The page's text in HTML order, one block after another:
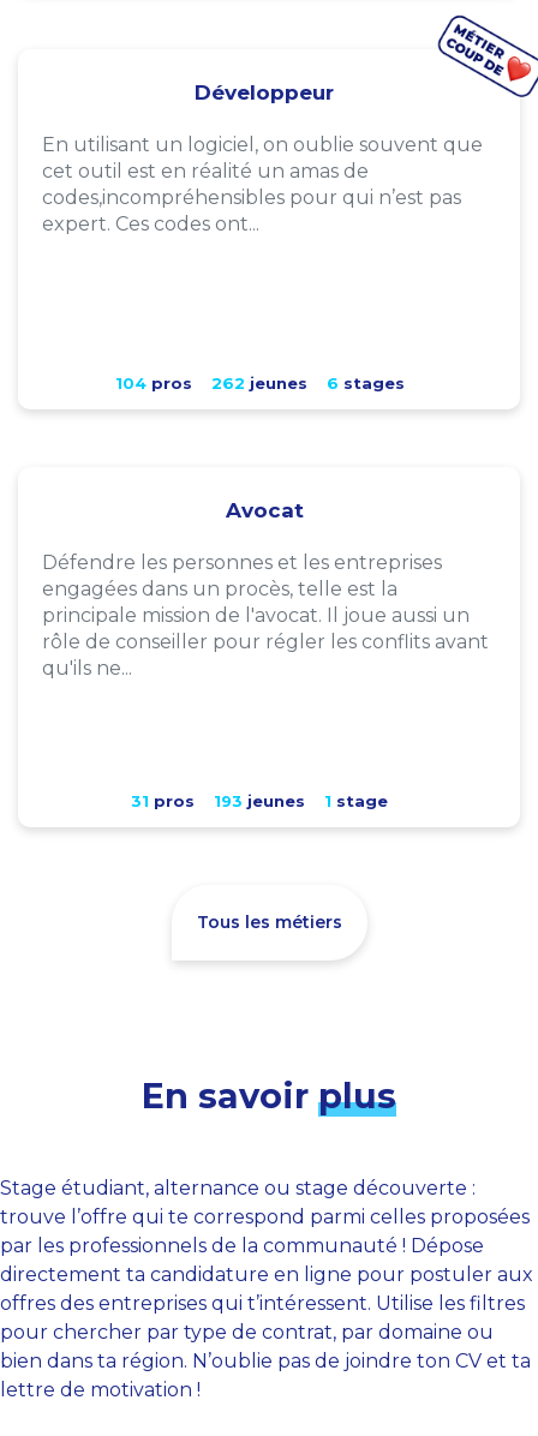
Développeur
En utilisant un logiciel, on oublie souvent que
cet outil est en réalité un amas de
codes,incompréhensibles pour qui n’est pas
expert. Ces codes ont...
104pros 262 jeunes 6 stages
Avocat
Défendre les personnes et les entreprises
engagées dans un procès, telle est la
principale mission de l'avocat. Il joue aussi un
rôle de conseiller pour régler les conflits avant
qu'ils ne...
31 pros 193 jeunes 1 stage
Tous les métiers
En savoir plus
Stage étudiant, alternance ou stage découverte :
trouve l’offre qui te correspond parmi celles proposées
par les professionnels de la communauté ! Dépose
directement ta candidature en ligne pour postuler aux
offres des entreprises qui t’intéressent. Utilise les filtres
pour chercher par type de contrat, par domaine ou
bien dans ta région. N’oublie pas de joindre ton CV et ta
lettre de motivation !